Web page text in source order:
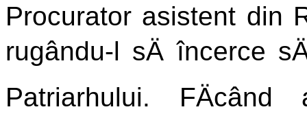
Procurator asistent din
rugându-l sÄ încerce
Patriarhului.